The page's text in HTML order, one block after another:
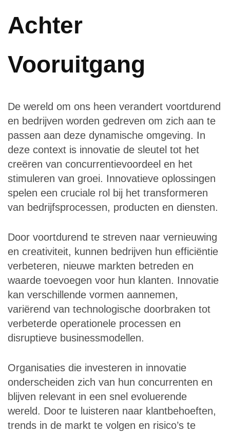
Achter
Vooruitgang
De wereld om ons heen verandert voortdurend
en bedrijven worden gedreven om zich aan te
passen aan deze dynamische omgeving. In
deze context is innovatie de sleutel tot het
creëren van concurrentievoordeel en het
stimuleren van groei. Innovatieve oplossingen
spelen een cruciale rol bij het transformeren
van bedrijfsprocessen, producten en diensten.
Door voortdurend te streven naar vernieuwing
en creativiteit, kunnen bedrijven hun efficiëntie
verbeteren, nieuwe markten betreden en
waarde toevoegen voor hun klanten. Innovatie
kan verschillende vormen aannemen,
variërend van technologische doorbraken tot
verbeterde operationele processen en
disruptieve businessmodellen.
Organisaties die investeren in innovatie
onderscheiden zich van hun concurrenten en
blijven relevant in een snel evoluerende
wereld. Door te luisteren naar klantbehoeften,
trends in de markt te volgen en risico’s te